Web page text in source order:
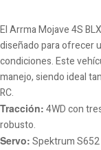
El Arrma Mojave 4S
diseñado para ofrecer
condiciones. Este
manejo, siendo ideal
RC.
Tracción: 4WD con
robusto.
Servo: Spektrum